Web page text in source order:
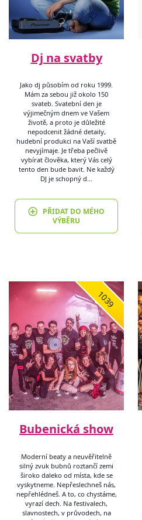
Dj na svatby
Jako dj působím od roku 1999.
Mám za sebou již okolo 150
svateb. Svatební den je
výjimečným dnem ve Vašem
životě, a proto je důležité
nepodcenit žádné detaily,
hudební produkci na Vaší svatbě
nevyjímaje. Je třeba pečlivě
vybírat člověka, který Vás celý
tento den bude bavit. Ne každý
DJ je schopný d…
PŘIDAT DO MÉHO
VÝBĚRU
1039
Bubenická show
Moderní beaty a neuvěřitelně
silný zvuk bubnů roztančí zemi
široko daleko od místa, kde se
vyskytneme. Nepřeslechneš nás,
nepřehlédneš. A to, co chystáme,
vyrazí dech. Na festivalech,
slavnostech, v průvodech, na